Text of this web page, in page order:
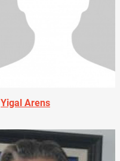
Yigal Arens